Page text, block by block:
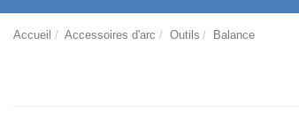
Accueil Accessoires d'arc Outils Balance